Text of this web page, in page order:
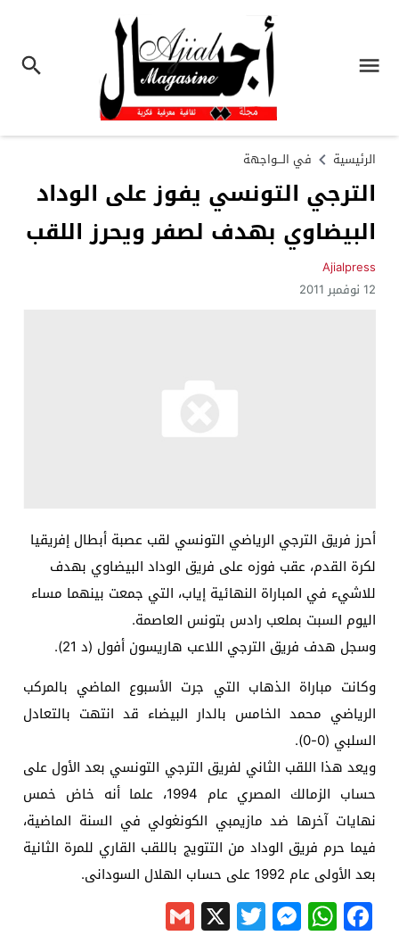
الرئيسية في الـــواجهة
الترجي التونسي يفوز على الوداد
البيضاوي بهدف لصفر ويحرز اللقب
Ajialpress
12 نوفمبر 2011
أحرز فريق الترجي الرياضي التونسي لقب عصبة أبطال إفريقيا
لكرة القدم، عقب فوزه على فريق الوداد البيضاوي بهدف
للاشيء في المباراة النهائية إياب، التي جمعت بينهما مساء
اليوم السبت بملعب رادس بتونس العاصمة.
وسجل هدف فريق الترجي اللاعب هاريسون أفول (د 21).
وكانت مباراة الذهاب التي جرت الأسبوع الماضي بالمركب
الرياضي محمد الخامس بالدار البيضاء قد انتهت بالتعادل
السلبي (0-0).
ويعد هذا اللقب الثاني لفريق الترجي التونسي بعد الأول على
حساب الزمالك المصري عام 1994، علما أنه خاض خمس
نهايات آخرها ضد مازيمبي الكونغولي في السنة الماضية،
فيما حرم فريق الوداد من التتويج باللقب القاري للمرة الثانية
بعد الأولى عام 1992 على حساب الهلال السودانى.
Facebook
WhatsApp
Messenger
Twitter
X